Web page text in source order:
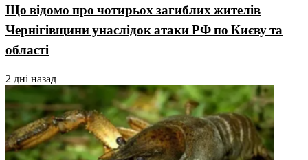
Що відомо про чотирьох загиблих жителів
Чернігівщини унаслідок атаки РФ по Києву та
області
2 дні назад